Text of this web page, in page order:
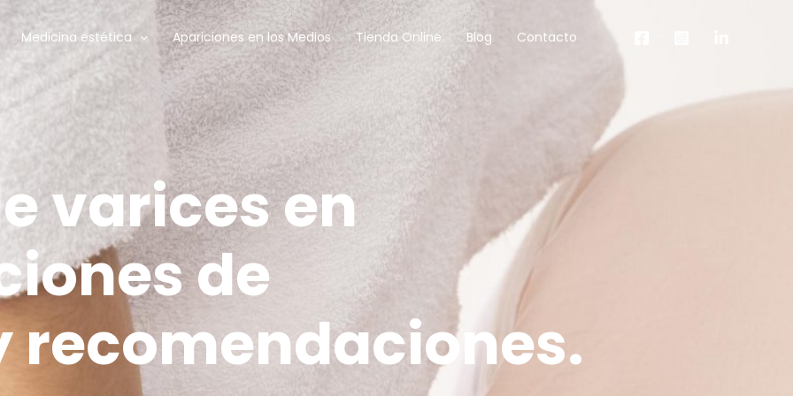
Medicina estética Apariciones en los Medios Tienda Online Blog Contacto
varices en
de